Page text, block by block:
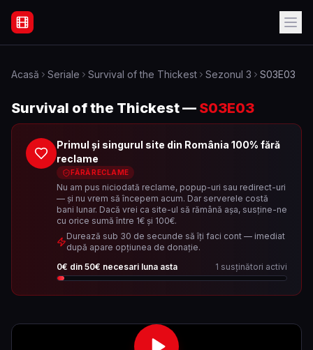
Filme Online Subtitrate - Acasă
Acasă Seriale Survival of the Thickest Sezonul 3 S03E03
Survival of the Thickest— S03E03
Primul și singurul site din România 100% fără
reclame
FĂRĂ RECLAME
Nu am pus niciodată reclame, popup-uri sau redirect-uri
— și nu vrem să începem acum. Dar serverele costă
bani lunar. Dacă vrei ca site-ul să rămână așa, susține-ne
cu orice sumă între 1€ și 100€.
Durează sub 30 de secunde să îți faci cont — imediat
după apare opțiunea de donație.
0€ din 50€ necesari luna asta 1 susținători activi